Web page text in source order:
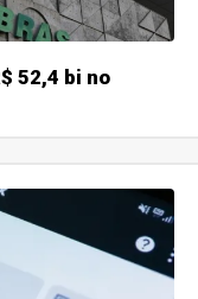
52,4 bi no